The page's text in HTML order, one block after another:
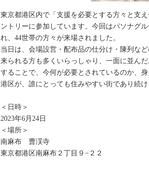
東京都港区内で「支援を必要とする方々と支
ントリーに参加しています。今回はパソナグ
れ、44世帯の方々が来場されました。
当日は、会場設営・配布品の仕分け・陳列な
来られる方も多くいらっしゃり、一面に並ん
することで、今何が必要とされているのか、
港区が、誰にとっても住みやすい街であり続
＜日時＞
2023年6月24日
＜場所＞
南麻布 曹渓寺
東京都港区南麻布２丁目９−２２